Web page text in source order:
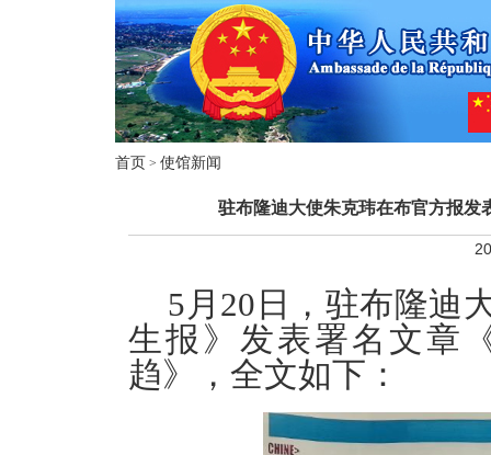
首页 > 使馆新闻
驻布隆迪大使朱克玮在布官方报发
5月20日，驻布隆迪
生报》发表署名文章
趋》，全文如下：